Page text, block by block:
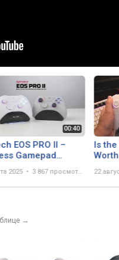
EOS PRO II –
Gamepad
2025 3 867 просмотров
Is the
22
→